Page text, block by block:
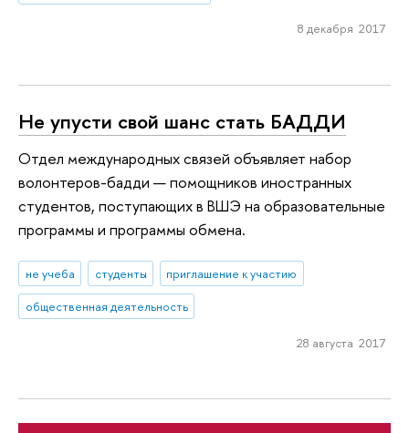
8 декабря 2017
Не упусти свой шанс стать БАДДИ
Отдел международных связей объявляет набор
волонтеров-бадди — помощников иностранных
студентов, поступающих в ВШЭ на образовательные
программы и программы обмена.
не учеба студенты
приглашение к участию
общественная деятельность
28 августа 2017